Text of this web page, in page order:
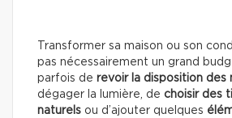
Transformer sa maison ou son
pas nécessairement un grand
parfois de revoir la disposition des
dégager la lumière, de choisir des
naturels ou d’ajouter quelques